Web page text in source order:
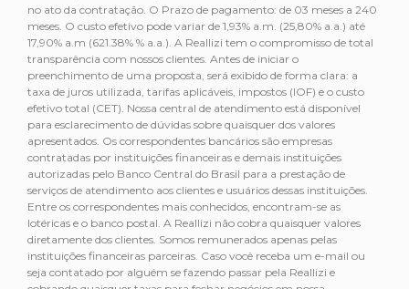
no ato da contratação. O Prazo de pagamento: de 03 meses a 240
meses. O custo efetivo pode variar de 1,93% a.m. (25,80% a.a.) até
17,90% a.m (621.38% % a.a.). A Reallizi tem o compromisso de total
transparência com nossos clientes. Antes de iniciar o
preenchimento de uma proposta, será exibido de forma clara: a
taxa de juros utilizada, tarifas aplicáveis, impostos (IOF) e o custo
efetivo total (CET). Nossa central de atendimento está disponível
para esclarecimento de dúvidas sobre quaisquer dos valores
apresentados. Os correspondentes bancários são empresas
contratadas por instituições financeiras e demais instituições
autorizadas pelo Banco Central do Brasil para a prestação de
serviços de atendimento aos clientes e usuários dessas instituições.
Entre os correspondentes mais conhecidos, encontram-se as
lotéricas e o banco postal. A Reallizi não cobra quaisquer valores
diretamente dos clientes. Somos remunerados apenas pelas
instituições financeiras parceiras. Caso você receba um e-mail ou
seja contatado por alguém se fazendo passar pela Reallizi e